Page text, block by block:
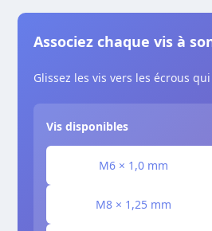
Associez chaque vis à
Glissez les vis vers les écrous
Vis disponibles
M6 × 1,0 mm
M8 × 1,25 mm